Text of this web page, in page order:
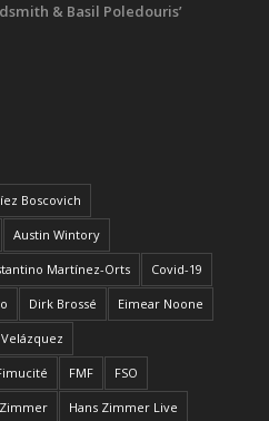
& Basil Poledouris’
Boscovich
Austin Wintory
Martínez-Orts Covid-19
Dirk Brossé Eimear Noone
FMF FSO
Hans Zimmer Live